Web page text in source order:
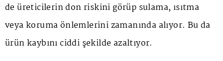
de üreticilerin don riskini görüp sulama, ısıtma
veya koruma önlemlerini zamanında alıyor. Bu da
ürün kaybını ciddi şekilde azaltıyor.